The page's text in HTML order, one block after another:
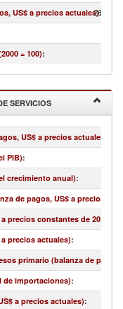
US$ a precios actuales):
= 100):
SERVICIOS
US$ a precios actuales)
PIB):
crecimiento anual):
de pagos, US$ a precios
precios constantes de 2010)
precios actuales):
primario (balanza de
de importaciones):
a precios actuales):